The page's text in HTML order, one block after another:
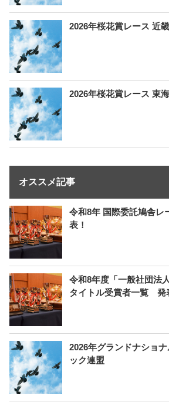
2026年桜花賞レース 近
2026年桜花賞レース 東
オススメ記事
令和8年 国際委託鳩舎
表！
令和8年度「一般社団法
タイトル受賞者一覧 発
2026年グランドナショ
ック連盟